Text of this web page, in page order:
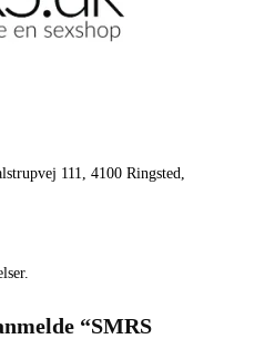
111, 4100 Ringsted,
“SMRS